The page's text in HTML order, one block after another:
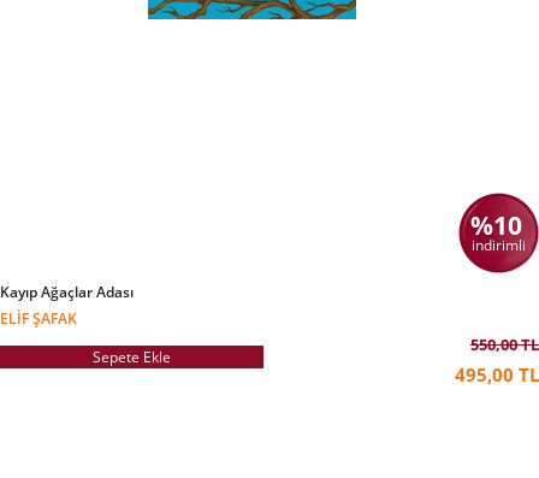
%10
indirimli
Kayıp Ağaçlar Adası
ELIF ŞAFAK
Sepete Ekle
550,00 TL
495,00 TL